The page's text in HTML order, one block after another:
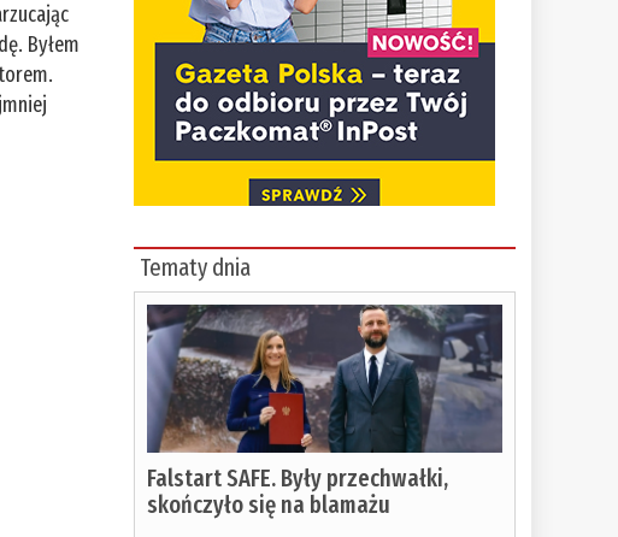
Byłem
Tematy dnia
Falstart SAFE. Były przechwałki,
skończyło się na blamażu